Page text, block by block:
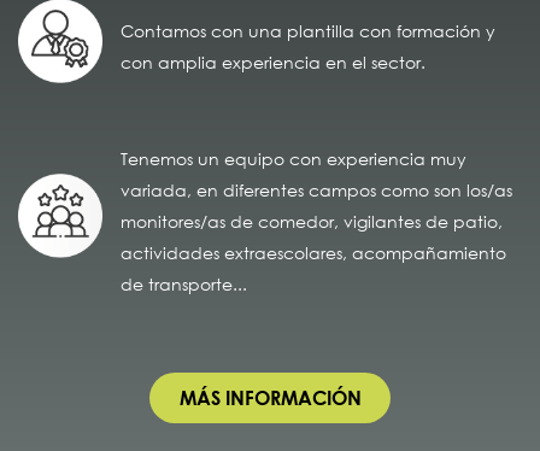
Contamos con una plantilla con formación y
con amplia experiencia en el sector.
Tenemos un equipo con experiencia muy
variada, en diferentes campos como son los/as
monitores/as de comedor, vigilantes de patio,
actividades extraescolares, acompañamiento
de transporte...
MÁS INFORMACIÓN